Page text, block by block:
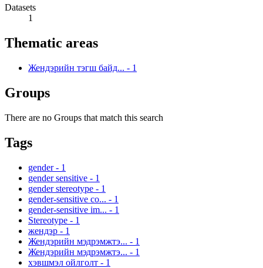
Datasets
1
Thematic areas
Жендэрийн тэгш байд... - 1
Groups
There are no Groups that match this search
Tags
gender - 1
gender sensitive - 1
gender stereotype - 1
gender-sensitive co... - 1
gender-sensitive im... - 1
Stereotype - 1
жендэр - 1
Жендэрийн мэдрэмжтэ... - 1
Жендэрийн мэдрэмжтэ... - 1
хэвшмэл ойлголт - 1